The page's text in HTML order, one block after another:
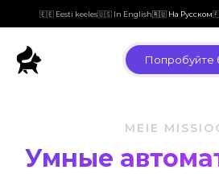
🇪🇪 Eesti keeles🇺🇸 In English🇷🇺 На Русском
Попробуйте
MEIE
Умные